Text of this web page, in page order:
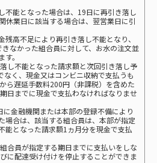
不能となった場合は、19日に再引き落し
休業日に該当する場合は、翌営業日に引
高不足により再引き落し不能となり、
なかった組合員に対して、お水の注文並
。
し不能となった請求額と次回引き落し予
なく、現金又はコンビニ収納で支払うも
ら遅延手数料200円（非課税）を含めた
日までに現金で支払わなければなりませ
金融機関または本部の登録不備により
場合は、該当する組合員は、本部が指定
能となった請求額1ヵ月分を現金で支払
合員が指定する期日までに支払いをしな
に配達受け付けを停止することができま